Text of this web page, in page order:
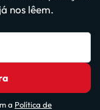
nos lêem.
a Política de